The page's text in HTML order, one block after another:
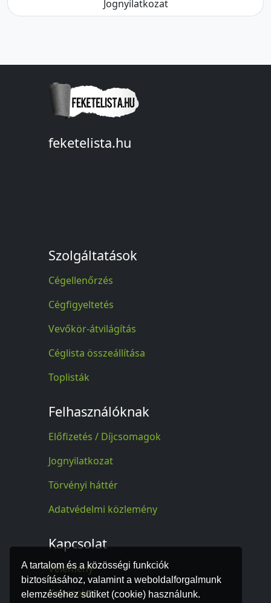
A tartalom és a közösségi funkciók
biztosításához, valamint a weboldalforgalmunk
elemzéséhez sütiket (cookie) használunk.
Jognyilatkozat
feketelista.hu
Szolgáltatások
Cégellenőrzés
Cégfigyeltetés
Vevőkör-átvilágítás
Céglista összeállítása
Toplisták
Felhasználóknak
Előfizetés / Díjcsomagok
Jognyilatkozat
Törvényi háttér
Adatvédelmi közlemény
Kapcsolat
Vélemény
Kapcsolat